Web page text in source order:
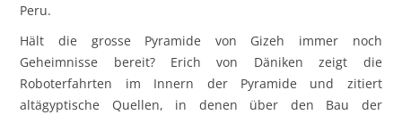
Peru.
Hält die grosse Pyramide von Gizeh immer noch
Geheimnisse bereit? Erich von Däniken zeigt die
Roboterfahrten im Innern der Pyramide und zitiert
altägyptische Quellen, in denen über den Bau der